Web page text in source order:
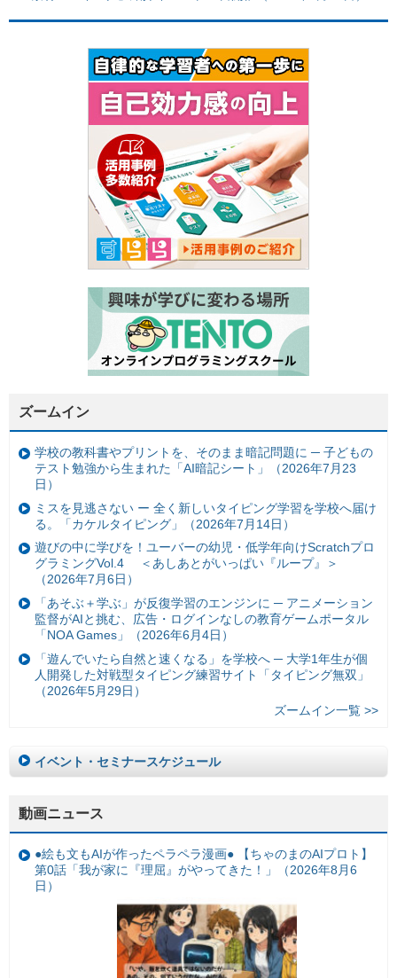
ズームイン
学校の教科書やプリントを、そのまま暗記問題に ─ 子どもの
テスト勉強から生まれた「AI暗記シート」（2026年7月23
日）
ミスを見逃さない ー 全く新しいタイピング学習を学校へ届け
る。「カケルタイピング」（2026年7月14日）
遊びの中に学びを！ユーバーの幼児・低学年向けScratchプロ
グラミングVol.4 ＜あしあとがいっぱい『ループ』＞
（2026年7月6日）
「あそぶ＋学ぶ」が反復学習のエンジンに ─ アニメーション
監督がAIと挑む、広告・ログインなしの教育ゲームポータル
「NOA Games」（2026年6月4日）
「遊んでいたら自然と速くなる」を学校へ ─ 大学1年生が個
人開発した対戦型タイピング練習サイト「タイピング無双」
（2026年5月29日）
ズームイン一覧 >>
イベント・セミナースケジュール
動画ニュース
●絵も文もAIが作ったペラペラ漫画● 【ちゃのまのAIプロト】
第0話「我が家に『理屈』がやってきた！」（2026年8月6
日）